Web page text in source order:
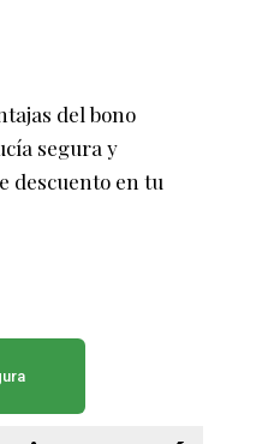
del bono
segura y
descuento en tu